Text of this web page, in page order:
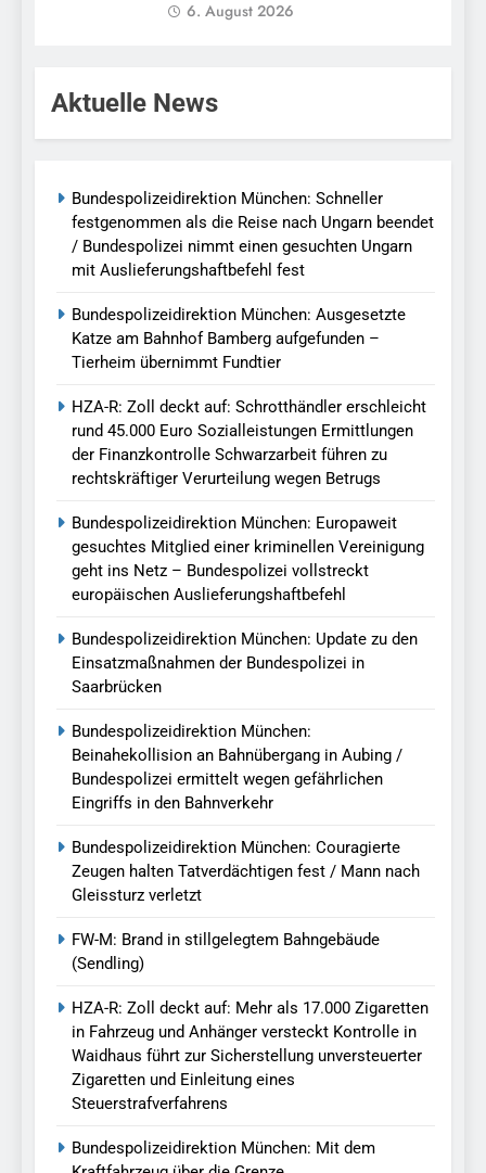
6. August 2026
Aktuelle News
Bundespolizeidirektion München: Schneller
festgenommen als die Reise nach Ungarn beendet
/ Bundespolizei nimmt einen gesuchten Ungarn
mit Auslieferungshaftbefehl fest
Bundespolizeidirektion München: Ausgesetzte
Katze am Bahnhof Bamberg aufgefunden –
Tierheim übernimmt Fundtier
HZA-R: Zoll deckt auf: Schrotthändler erschleicht
rund 45.000 Euro Sozialleistungen Ermittlungen
der Finanzkontrolle Schwarzarbeit führen zu
rechtskräftiger Verurteilung wegen Betrugs
Bundespolizeidirektion München: Europaweit
gesuchtes Mitglied einer kriminellen Vereinigung
geht ins Netz – Bundespolizei vollstreckt
europäischen Auslieferungshaftbefehl
Bundespolizeidirektion München: Update zu den
Einsatzmaßnahmen der Bundespolizei in
Saarbrücken
Bundespolizeidirektion München:
Beinahekollision an Bahnübergang in Aubing /
Bundespolizei ermittelt wegen gefährlichen
Eingriffs in den Bahnverkehr
Bundespolizeidirektion München: Couragierte
Zeugen halten Tatverdächtigen fest / Mann nach
Gleissturz verletzt
FW-M: Brand in stillgelegtem Bahngebäude
(Sendling)
HZA-R: Zoll deckt auf: Mehr als 17.000 Zigaretten
in Fahrzeug und Anhänger versteckt Kontrolle in
Waidhaus führt zur Sicherstellung unversteuerter
Zigaretten und Einleitung eines
Steuerstrafverfahrens
Bundespolizeidirektion München: Mit dem